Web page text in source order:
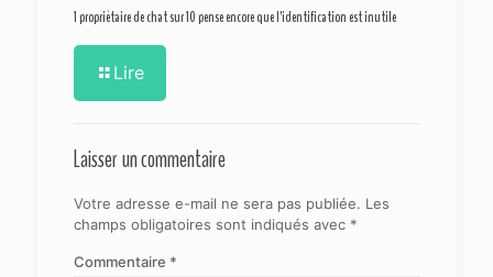
1 propriétaire de chat sur 10 pense encore que l’identification est inutile
Lire
Laisser un commentaire
Votre adresse e-mail ne sera pas publiée. Les
champs obligatoires sont indiqués avec *
Commentaire *